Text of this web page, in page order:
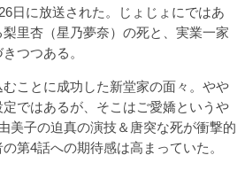
日に放送された。じょじょにではあ
里杏（星乃夢奈）の死と、実業一家
つつある。
ことに成功した新堂家の面々。やや
ではあるが、そこはご愛嬌というや
美子の迫真の演技＆唐突な死が衝撃的
第4話への期待感は高まっていた。